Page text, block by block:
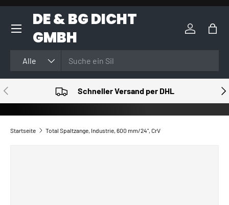
DIREKT ZUM INHALT
DE & BG DICHT
GMBH
Alle
Einloggen
VORHERIGE Schneller Versand per DHL
Startseite Total Spaltzange, Industrie, 600 mm/24", CrV